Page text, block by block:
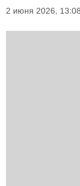
2 июня 2026, 13:08